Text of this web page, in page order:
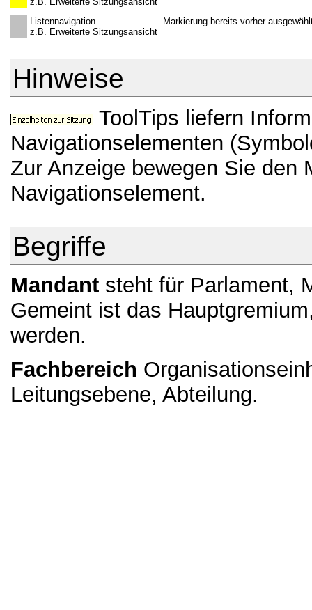
Listennavigation
z.B. Erweiterte Sitzungsansicht
Markierung bereits vorher
Hinweise
ToolTips liefern
Navigationselementen
Zur Anzeige bewegen Sie den
Navigationselement.
Begriffe
Mandant steht für Parlament,
Gemeint ist das
werden.
Fachbereich
Leitungsebene, Abteilung.